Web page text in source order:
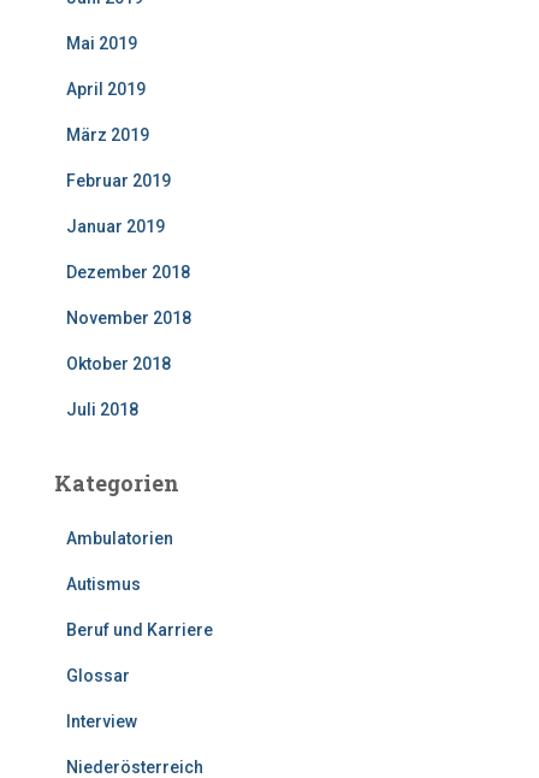
Mai 2019
April 2019
März 2019
Februar 2019
Januar 2019
Dezember 2018
November 2018
Oktober 2018
Juli 2018
Kategorien
Ambulatorien
Autismus
Beruf und Karriere
Glossar
Interview
Niederösterreich